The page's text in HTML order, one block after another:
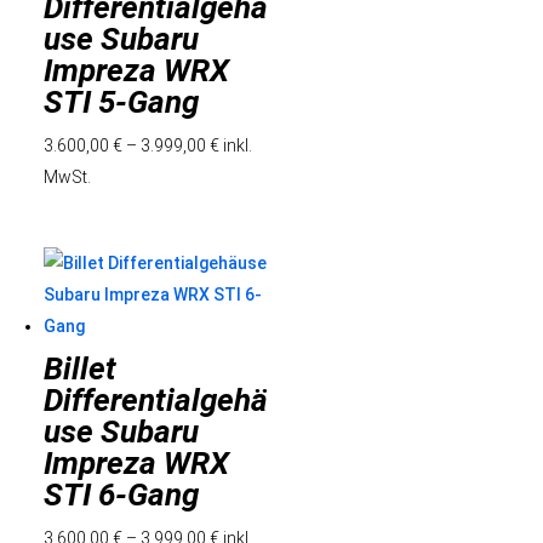
use Subaru
Impreza WRX
STI 5-Gang
3.600,00€ – 3.999,00€ inkl.
MwSt.
Billet
Differentialgehä
use Subaru
Impreza WRX
STI 6-Gang
3.600,00€ – 3.999,00€ inkl.